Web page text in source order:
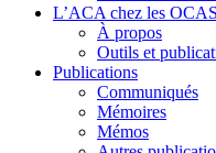
L’ACA chez les
À propos
Outils et
Publications
Communiqués
Mémoires
Mémos